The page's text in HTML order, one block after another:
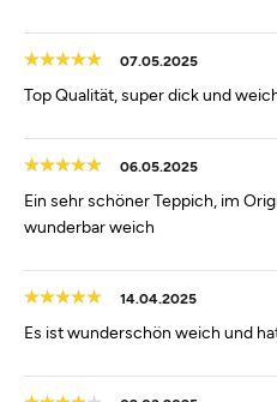
07.05.2025
Top Qualität, super dick und
06.05.2025
Ein sehr schöner Teppich, im
wunderbar weich
14.04.2025
Es ist wunderschön weich und